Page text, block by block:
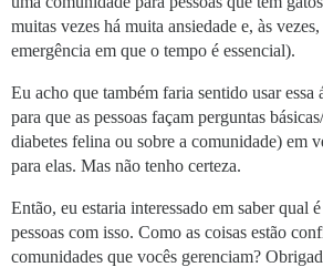
muitas vezes há muita ansiedade e, às
emergência em que o tempo é essencial).
Eu acho que também faria sentido usar essa
para que as pessoas façam perguntas
diabetes felina ou sobre a comunidade) em
para elas. Mas não tenho certeza.
Então, eu estaria interessado em saber qual
pessoas com isso. Como as coisas estão
comunidades que vocês gerenciam?